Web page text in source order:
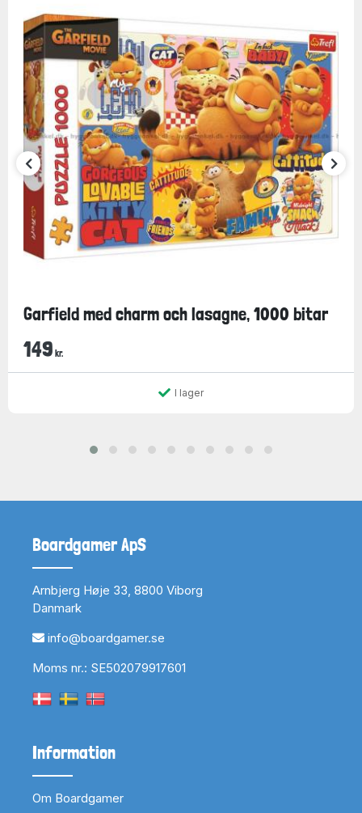
Garfield med charm och lasagne, 1000 bitar
149 kr.
I lager
Boardgamer ApS
Arnbjerg Høje 33, 8800 Viborg
Danmark
info@boardgamer.se
Moms nr.: SE502079917601
Information
Om Boardgamer